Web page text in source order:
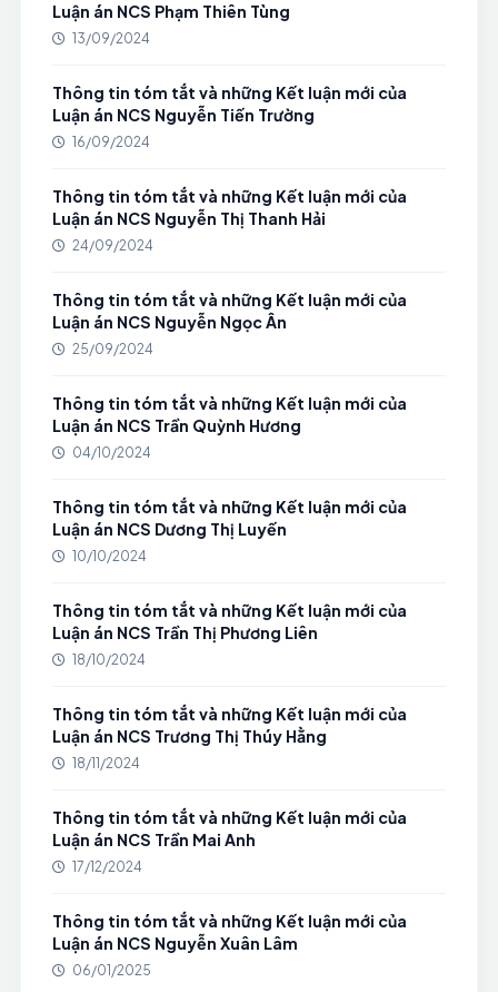
Luận án NCS Phạm Thiên Tùng
13/09/2024
Thông tin tóm tắt và những Kết luận mới của
Luận án NCS Nguyễn Tiến Trường
16/09/2024
Thông tin tóm tắt và những Kết luận mới của
Luận án NCS Nguyễn Thị Thanh Hải
24/09/2024
Thông tin tóm tắt và những Kết luận mới của
Luận án NCS Nguyễn Ngọc Ân
25/09/2024
Thông tin tóm tắt và những Kết luận mới của
Luận án NCS Trần Quỳnh Hương
04/10/2024
Thông tin tóm tắt và những Kết luận mới của
Luận án NCS Dương Thị Luyến
10/10/2024
Thông tin tóm tắt và những Kết luận mới của
Luận án NCS Trần Thị Phương Liên
18/10/2024
Thông tin tóm tắt và những Kết luận mới của
Luận án NCS Trương Thị Thúy Hằng
18/11/2024
Thông tin tóm tắt và những Kết luận mới của
Luận án NCS Trần Mai Anh
17/12/2024
Thông tin tóm tắt và những Kết luận mới của
Luận án NCS Nguyễn Xuân Lâm
06/01/2025